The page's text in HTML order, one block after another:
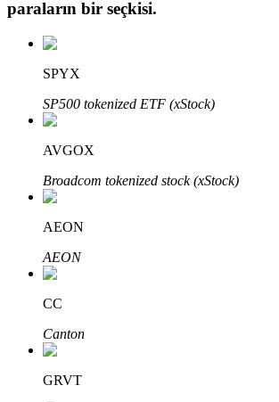
Otomatik Yatırım
Uzun vadeli kâr ve esnek çıkarlar elde edin
Bitrue
paraların bir seçkisi.
SPYX
SP500 tokenized ETF (xStock)
AVGOX
Broadcom tokenized stock (xStock)
AEON
AEON
CC
Canton
GRVT